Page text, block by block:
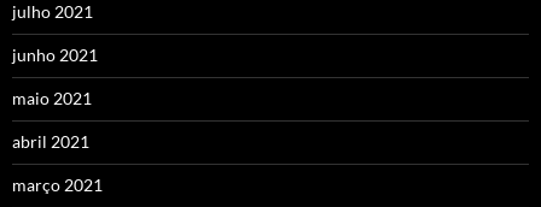
julho 2021
junho 2021
maio 2021
abril 2021
março 2021